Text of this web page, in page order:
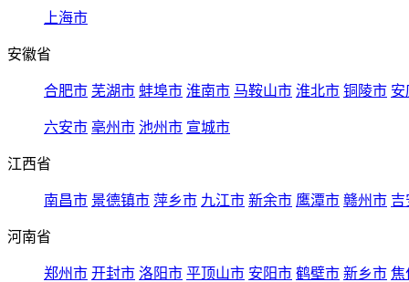
上海市
安徽省
合肥市 芜湖市 蚌埠市 淮南市 马鞍山市 淮北市 铜陵市 安
六安市 亳州市 池州市 宣城市
江西省
南昌市 景德镇市 萍乡市 九江市 新余市 鹰潭市 赣州市 吉
河南省
郑州市 开封市 洛阳市 平顶山市 安阳市 鹤壁市 新乡市 焦